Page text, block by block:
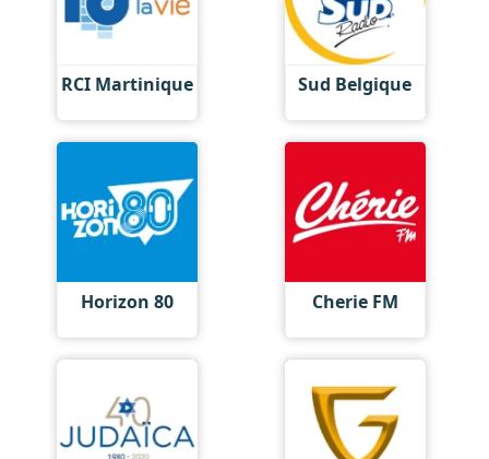
RCI Martinique Sud Belgique
Horizon 80 Cherie FM